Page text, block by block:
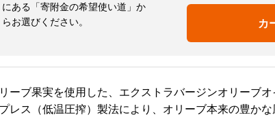
にある「寄附金の希望使い道」か
らお選びください。
カ
ーブ果実を使用した、エクストラバージンオリーブオ
レス（低温圧搾）製法により、オリーブ本来の豊かな